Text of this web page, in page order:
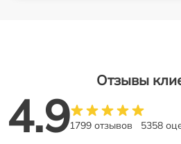
Отзывы
4.91799 отзывов 5358